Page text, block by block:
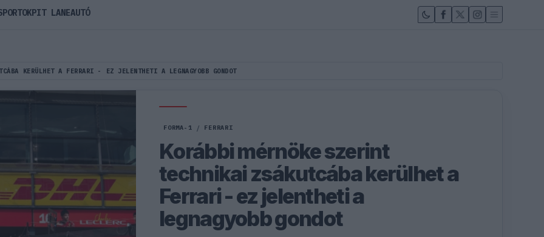
KERÜLHET A FERRARI - EZ JELENTHETI A LEGNAGYOBB GONDOT
FORMA-1 / FERRARI
Korábbi mérnöke szerint
technikai zsákutcába kerülhet a
Ferrari - ez jelentheti a
legnagyobb gondot
PIT LANEAUTÓ